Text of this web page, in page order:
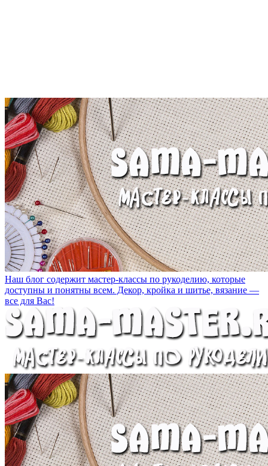
Наш блог содержит мастер-классы по рукоделию, которые
доступны и понятны всем. Декор, кройка и шитье, вязание —
все для Вас!